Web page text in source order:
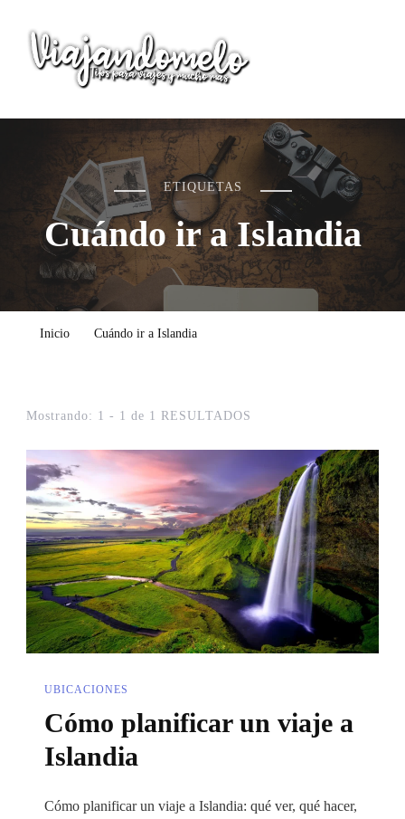
Viajandomelo
Todo lo que necesitas saber en tu próximo viaje
ETIQUETAS
Cuándo ir a Islandia
Inicio Cuándo ir a Islandia
Mostrando: 1 - 1 de 1 RESULTADOS
UBICACIONES
Cómo planificar un viaje a
Islandia
Cómo planificar un viaje a Islandia: qué ver, qué hacer,